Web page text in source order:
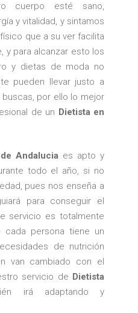
cuerpo esté sano,
y vitalidad, y sintamos
que a su ver facilita
y para alcanzar esto los
y dietas de moda no
pueden llevar justo a
por ello lo mejor
de un Dietista en
Andaluciaes apto y
todo el año, si no
pues nos enseña a
para conseguir el
servicio es totalmente
cada persona tiene un
de nutrición
van cambiado con el
servicio de Dietista
irá adaptando y